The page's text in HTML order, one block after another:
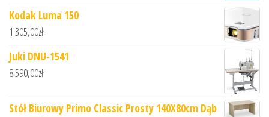
Kodak Luma 150
1 305,00zł
Juki DNU-1541
8 590,00zł
Stół Biurowy Primo Classic Prosty 140X80cm Dąb